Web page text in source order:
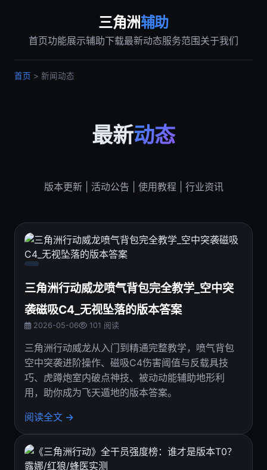
三角洲辅助
首页功能展示辅助下载最新动态服务范围关于我们
首页 > 新闻动态
最新动态
版本更新 | 活动公告 | 使用教程 | 行业资讯
三角洲行动威龙喷气背包完全教学_空中突
袭磁吸C4_无视坠落的版本答案
2026-05-06 101 阅读
三角洲行动威龙从入门到精通完整教学，喷气背包
空中突袭进阶操作、磁吸C4伤害阈值与反载具技
巧、虎蹲炮室内破点神技、被动动能辅助地形利
用，助你成为飞天遁地的版本答案。
阅读全文 →